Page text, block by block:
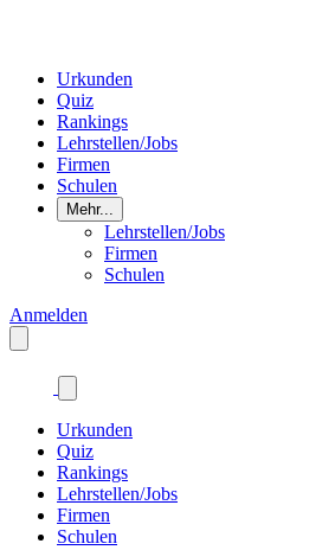
Urkunden
Quiz
Rankings
Lehrstellen/Jobs
Firmen
Schulen
Mehr...
Lehrstellen/Jobs
Firmen
Schulen
Anmelden
Urkunden
Quiz
Rankings
Lehrstellen/Jobs
Firmen
Schulen